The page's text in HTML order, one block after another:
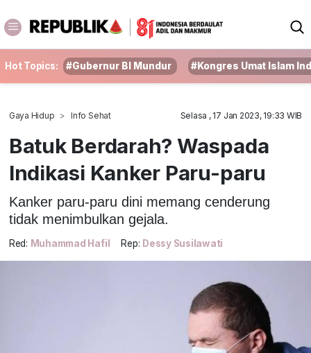
Hot Topics: #Gubernur BI Mundur #Kongres Umat Islam
Gaya Hidup Info Sehat Selasa , 17 Jan 2023, 19:33 WIB
Batuk Berdarah? Waspada
Indikasi Kanker Paru-paru
Kanker paru-paru dini memang cenderung
tidak menimbulkan gejala.
Red: Muhammad Hafil Rep: Dessy Susilawati